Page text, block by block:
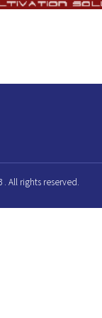
All rights reserved.